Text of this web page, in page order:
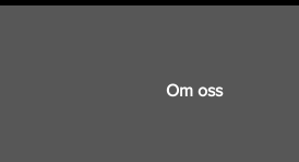
Om oss